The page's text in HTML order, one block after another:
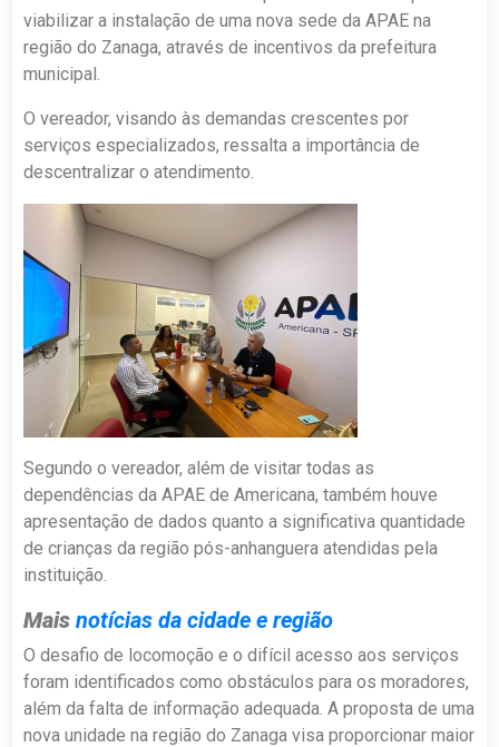
viabilizar a instalação de uma nova sede da APAE na
região do Zanaga, através de incentivos da prefeitura
municipal.
O vereador, visando às demandas crescentes por
serviços especializados, ressalta a importância de
descentralizar o atendimento.
Segundo o vereador, além de visitar todas as
dependências da APAE de Americana, também houve
apresentação de dados quanto a significativa quantidade
de crianças da região pós-anhanguera atendidas pela
instituição.
Maisnotícias da cidade e região
O desafio de locomoção e o difícil acesso aos serviços
foram identificados como obstáculos para os moradores,
além da falta de informação adequada. A proposta de uma
nova unidade na região do Zanaga visa proporcionar maior